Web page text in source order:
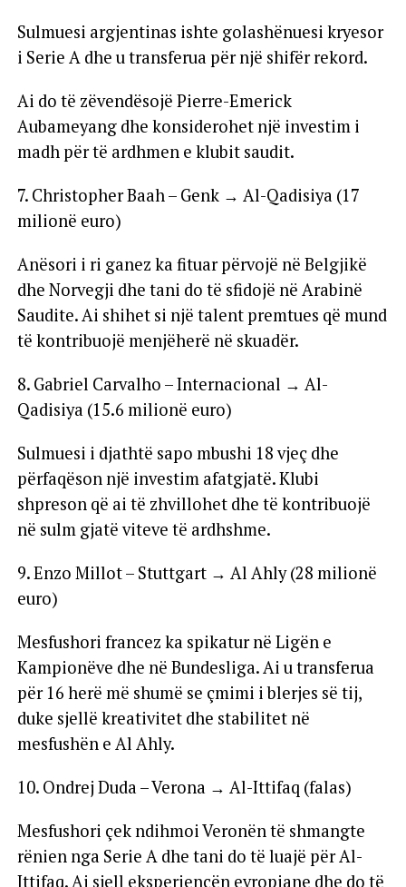
Sulmuesi argjentinas ishte golashënuesi kryesor
i Serie A dhe u transferua për një shifër rekord.
Ai do të zëvendësojë Pierre-Emerick
Aubameyang dhe konsiderohet një investim i
madh për të ardhmen e klubit saudit.
7. Christopher Baah – Genk → Al-Qadisiya (17
milionë euro)
Anësori i ri ganez ka fituar përvojë në Belgjikë
dhe Norvegji dhe tani do të sfidojë në Arabinë
Saudite. Ai shihet si një talent premtues që mund
të kontribuojë menjëherë në skuadër.
8. Gabriel Carvalho – Internacional → Al-
Qadisiya (15.6 milionë euro)
Sulmuesi i djathtë sapo mbushi 18 vjeç dhe
përfaqëson një investim afatgjatë. Klubi
shpreson që ai të zhvillohet dhe të kontribuojë
në sulm gjatë viteve të ardhshme.
9. Enzo Millot – Stuttgart → Al Ahly (28 milionë
euro)
Mesfushori francez ka spikatur në Ligën e
Kampionëve dhe në Bundesliga. Ai u transferua
për 16 herë më shumë se çmimi i blerjes së tij,
duke sjellë kreativitet dhe stabilitet në
mesfushën e Al Ahly.
10. Ondrej Duda – Verona → Al-Ittifaq (falas)
Mesfushori çek ndihmoi Veronën të shmangte
rënien nga Serie A dhe tani do të luajë për Al-
Ittifaq. Ai sjell eksperiencën evropiane dhe do të